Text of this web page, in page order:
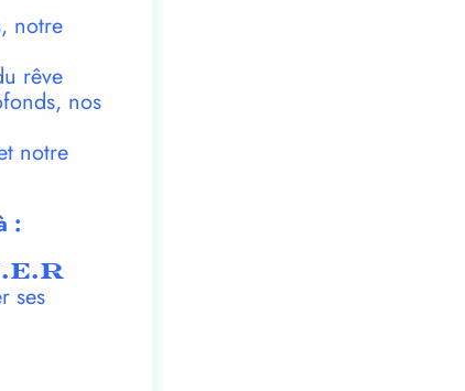
notre
rêve
nos
notre
:
ses